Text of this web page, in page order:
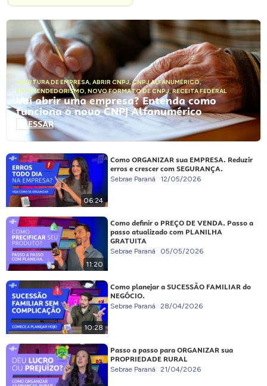
ABERTURA DE EMPRESA, ABRIR CNPJ,CNPJ ALFANUMÉRICO,
EMPREENDEDORISMO, NOVO FORMATO DE CNPJ,RECEITA FEDERAL
Vai abrir uma empresa? Entenda como
funciona o novo CNPJ Alfanumérico
ACESSAR
06:24
Como ORGANIZAR sua EMPRESA. Reduzir
erros e crescer com SEGURANÇA.
Sebrae Paraná 12/05/2026
11:20
Como definir o PREÇO DE VENDA. Passo a
passo atualizado com PLANILHA
GRATUITA
Sebrae Paraná 05/05/2026
10:28
Como planejar a SUCESSÃO FAMILIAR do
NEGÓCIO.
Sebrae Paraná 28/04/2026
Passo a passo para ORGANIZAR sua
PROPRIEDADE RURAL
Sebrae Paraná 21/04/2026